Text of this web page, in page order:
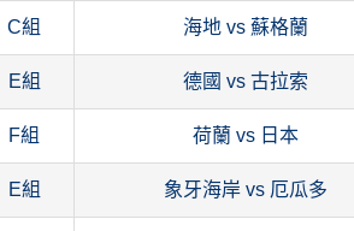
C組 海地 vs 蘇格蘭
E組 德國 vs 古拉索
F組 荷蘭 vs 日本
E組 象牙海岸 vs 厄瓜多